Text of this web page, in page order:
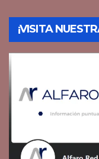
¡VISITA